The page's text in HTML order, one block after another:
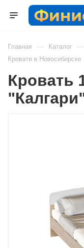
Главная — Каталог —
Кровати в Новосибирске
Кровать